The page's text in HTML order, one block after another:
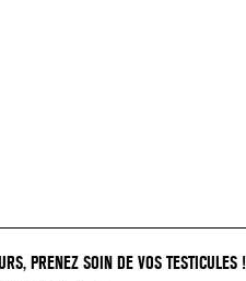
PRENEZ SOIN DE VOS TESTICULES !